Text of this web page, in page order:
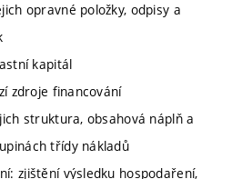
opravné položky, odpisy a
kapitál
zdroje financování
struktura, obsahová náplň a
třídy nákladů
zjištění výsledku hospodaření,